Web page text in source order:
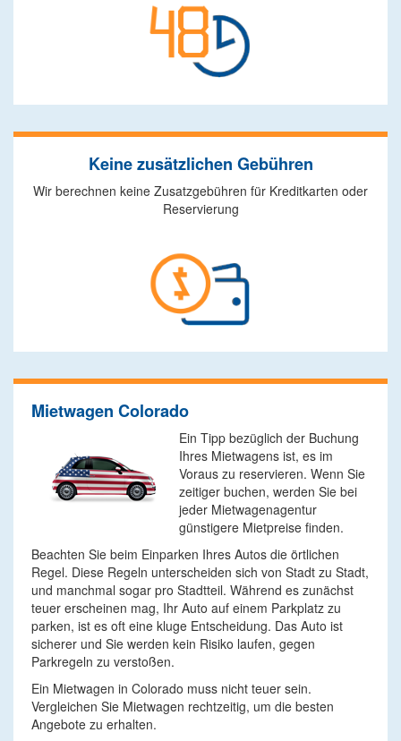
Keine zusätzlichen Gebühren
Wir berechnen keine Zusatzgebühren für Kreditkarten oder
Reservierung
Mietwagen Colorado
Ein Tipp bezüglich der Buchung
Ihres Mietwagens ist, es im
Voraus zu reservieren. Wenn Sie
zeitiger buchen, werden Sie bei
jeder Mietwagenagentur
günstigere Mietpreise finden.
Beachten Sie beim Einparken Ihres Autos die örtlichen
Regel. Diese Regeln unterscheiden sich von Stadt zu Stadt,
und manchmal sogar pro Stadtteil. Während es zunächst
teuer erscheinen mag, Ihr Auto auf einem Parkplatz zu
parken, ist es oft eine kluge Entscheidung. Das Auto ist
sicherer und Sie werden kein Risiko laufen, gegen
Parkregeln zu verstoßen.
Ein Mietwagen in Colorado muss nicht teuer sein.
Vergleichen Sie Mietwagen rechtzeitig, um die besten
Angebote zu erhalten.